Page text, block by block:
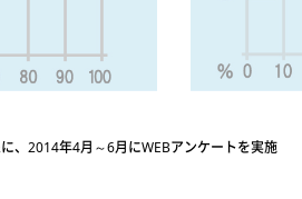
、2014年4月～6月にWEBアンケートを実施